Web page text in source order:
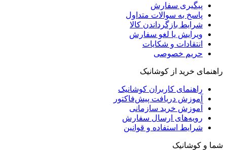
پیگیری سفارش
پاسخ به سوالات متداول
شرایط بازگرداندن کالا
ویرایش یا لغو سفارش
انتقادات و شکایات
حریم خصوصی
راهنمای خرید از کوشانیک
راهنمای کاربران کوشانیک
آموزش دریافت پیش‌فاکتور
آموزش خرید سازمانی
رویه‌های ارسال سفارش
شرایط استفاده و قوانین
شما و کوشانیک